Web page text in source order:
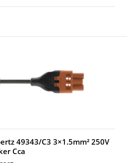
49343/C3 3×1.5mm² 250V
Cca